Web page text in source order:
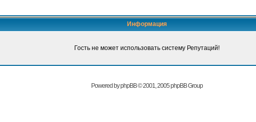
Информация
Гость не может использовать систему Репутаций!
Powered byphpBB© 2001, 2005 phpBB Group